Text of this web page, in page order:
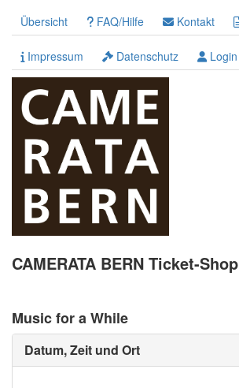
Übersicht FAQ/Hilfe Kontakt
Impressum Datenschutz Login
CAMERATA BERN Ticket-Shop
Music for a While
Datum, Zeit und Ort